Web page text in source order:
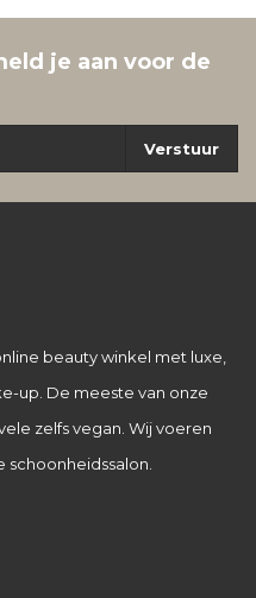
je aan voor de
Verstuur
beauty winkel met luxe,
up. De meeste van onze
zelfs vegan. Wij voeren